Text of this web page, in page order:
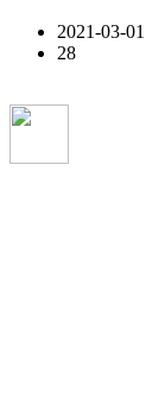
2021-03-01
28